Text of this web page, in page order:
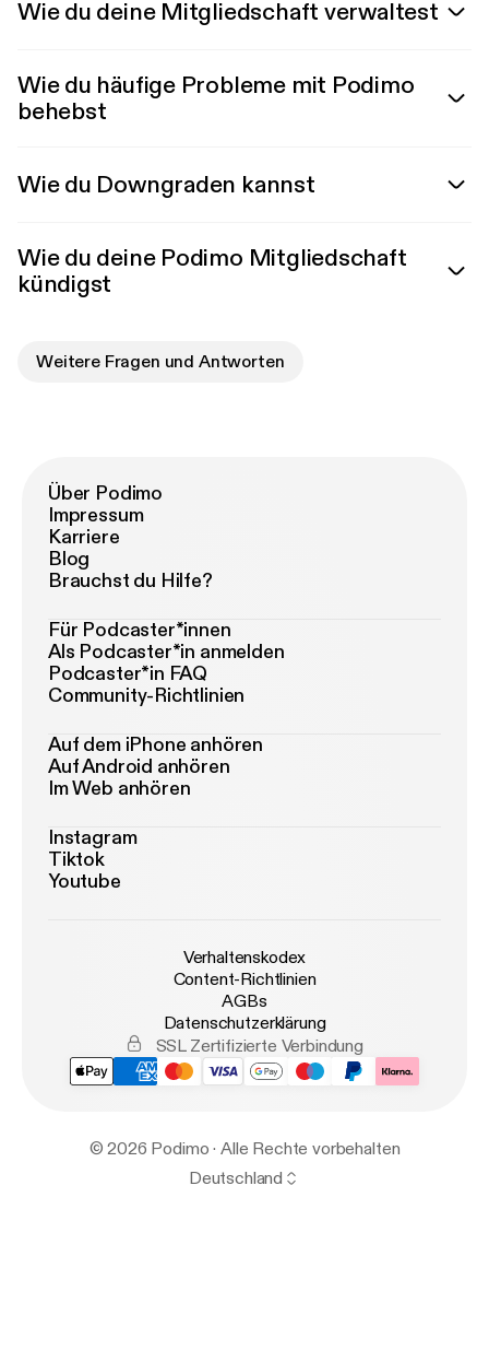
Wie du deine Mitgliedschaft verwaltest
Wie du häufige Probleme mit Podimo
behebst
Wie du Downgraden kannst
Wie du deine Podimo Mitgliedschaft
kündigst
Weitere Fragen und Antworten
Über Podimo
Impressum
Karriere
Blog
Brauchst du Hilfe?
Für Podcaster*innen
Als Podcaster*in anmelden
Podcaster*in FAQ
Community-Richtlinien
Auf dem iPhone anhören
Auf Android anhören
Im Web anhören
Instagram
Tiktok
Youtube
Verhaltenskodex
Content-Richtlinien
AGBs
Datenschutzerklärung
SSL Zertifizierte Verbindung
© 2026 Podimo · Alle Rechte vorbehalten
Deutschland